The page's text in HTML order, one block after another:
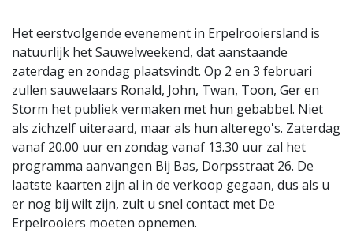
Het eerstvolgende evenement in Erpelrooiersland is
natuurlijk het Sauwelweekend, dat aanstaande
zaterdag en zondag plaatsvindt. Op 2 en 3 februari
zullen sauwelaars Ronald, John, Twan, Toon, Ger en
Storm het publiek vermaken met hun gebabbel. Niet
als zichzelf uiteraard, maar als hun alterego's. Zaterdag
vanaf 20.00 uur en zondag vanaf 13.30 uur zal het
programma aanvangen Bij Bas, Dorpsstraat 26. De
laatste kaarten zijn al in de verkoop gegaan, dus als u
er nog bij wilt zijn, zult u snel contact met De
Erpelrooiers moeten opnemen.